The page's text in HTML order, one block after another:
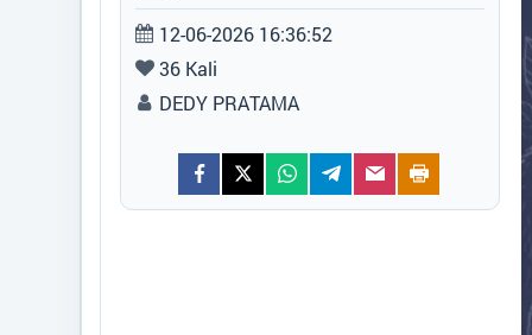
12-06-2026 16:36:52
36 Kali
DEDY PRATAMA